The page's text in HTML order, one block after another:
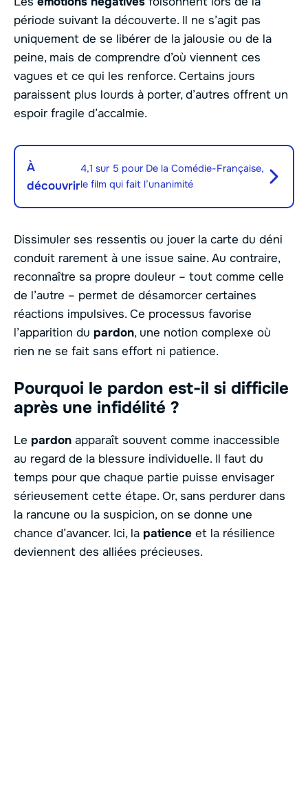
période suivant la découverte. Il ne s’agit pas
uniquement de se libérer de la jalousie ou de la
peine, mais de comprendre d’où viennent ces
vagues et ce qui les renforce. Certains jours
paraissent plus lourds à porter, d’autres offrent un
espoir fragile d’accalmie.
À
découvrir
4,1 sur 5 pour De la Comédie-Française,
le film qui fait l’unanimité
Dissimuler ses ressentis ou jouer la carte du déni
conduit rarement à une issue saine. Au contraire,
reconnaître sa propre douleur – tout comme celle
de l’autre – permet de désamorcer certaines
réactions impulsives. Ce processus favorise
l’apparition du pardon, une notion complexe où
rien ne se fait sans effort ni patience.
Pourquoi le pardon est-il si difficile
après une infidélité ?
Le pardon apparaît souvent comme inaccessible
au regard de la blessure individuelle. Il faut du
temps pour que chaque partie puisse envisager
sérieusement cette étape. Or, sans perdurer dans
la rancune ou la suspicion, on se donne une
chance d’avancer. Ici, la patience et la résilience
deviennent des alliées précieuses.